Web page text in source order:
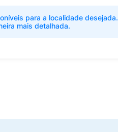
para a localidade
mais detalhada.